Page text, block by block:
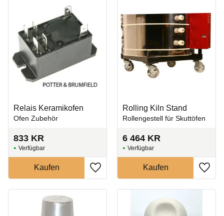
Relais Keramikofen
Ofen Zubehör
833 KR
Zu Favoriten hinzufügen
Rolling Kiln Stand
Rollengestell für Skuttöfen
6 464 KR
Zu